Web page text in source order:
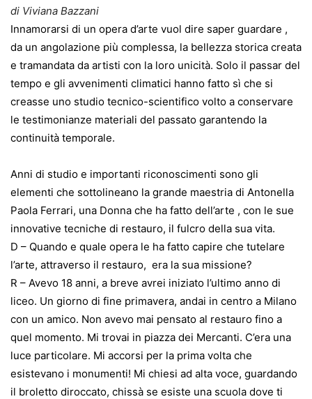
di Viviana Bazzani
Innamorarsi di un opera d’arte vuol dire saper guardare ,
da un angolazione più complessa, la bellezza storica creata
e tramandata da artisti con la loro unicità. Solo il passar del
tempo e gli avvenimenti climatici hanno fatto sì che si
creasse uno studio tecnico-scientifico volto a conservare
le testimonianze materiali del passato garantendo la
continuità temporale.
Anni di studio e importanti riconoscimenti sono gli
elementi che sottolineano la grande maestria di Antonella
Paola Ferrari, una Donna che ha fatto dell’arte , con le sue
innovative tecniche di restauro, il fulcro della sua vita.
D – Quando e quale opera le ha fatto capire che tutelare
l’arte, attraverso il restauro, era la sua missione?
R – Avevo 18 anni, a breve avrei iniziato l’ultimo anno di
liceo. Un giorno di fine primavera, andai in centro a Milano
con un amico. Non avevo mai pensato al restauro fino a
quel momento. Mi trovai in piazza dei Mercanti. C’era una
luce particolare. Mi accorsi per la prima volta che
esistevano i monumenti! Mi chiesi ad alta voce, guardando
il broletto diroccato, chissà se esiste una scuola dove ti